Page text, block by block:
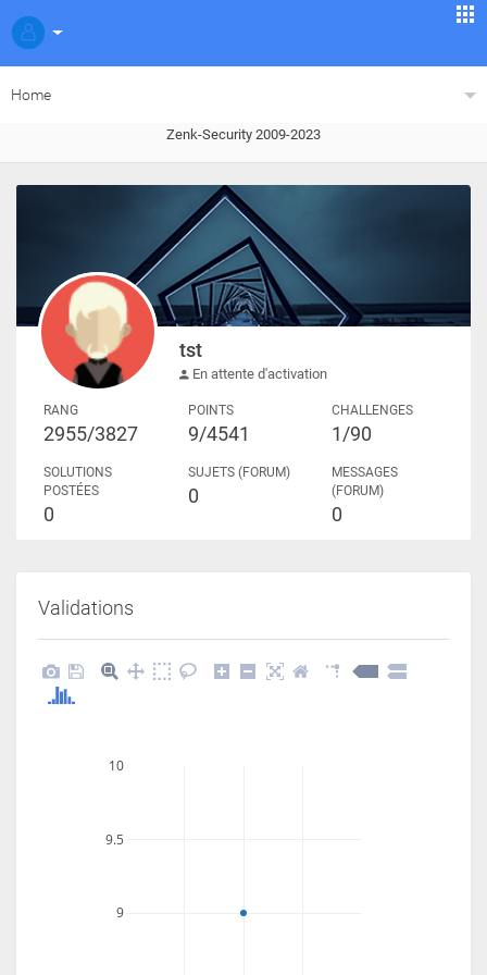
Home
Zenk-Security 2009-2023
tst
En attente d'activation
RANG
2955/3827
POINTS
9/4541
CHALLENGES
1/90
SOLUTIONS
POSTÉES
0
SUJETS (FORUM)
0
MESSAGES
(FORUM)
0
Validations
9
9.5
10